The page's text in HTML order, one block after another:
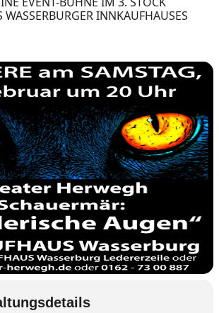
WASSERBURGER INNKAUFHAUSES